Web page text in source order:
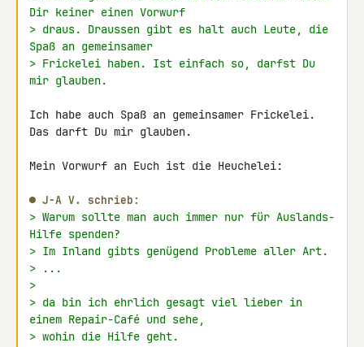
Dir keiner einen Vorwurf
> draus. Draussen gibt es halt auch Leute, die
Spaß an gemeinsamer
> Frickelei haben. Ist einfach so, darfst Du
mir glauben.
Ich habe auch Spaß an gemeinsamer Frickelei.
Das darft Du mir glauben.
Mein Vorwurf an Euch ist die Heuchelei:
● J-A V. schrieb:
> Warum sollte man auch immer nur für Auslands-
Hilfe spenden?
> Im Inland gibts genügend Probleme aller Art.
> ...
>
> da bin ich ehrlich gesagt viel lieber in
einem Repair-Café und sehe,
> wohin die Hilfe geht.